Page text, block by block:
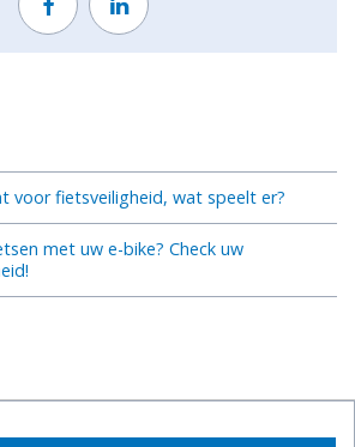
voor fietsveiligheid, wat speelt er?
met uw e-bike? Check uw